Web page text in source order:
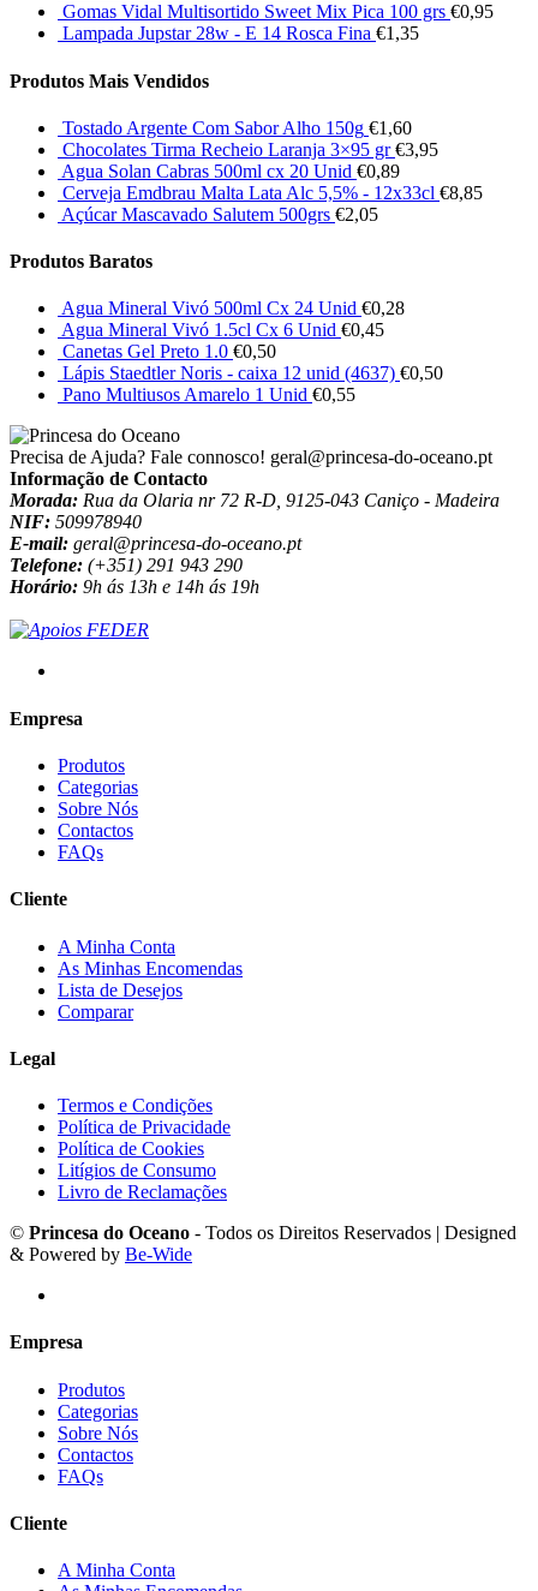
Gomas Vidal Multisortido Sweet Mix Pica 100 grs €0,95
Lampada Jupstar 28w - E 14 Rosca Fina €1,35
Produtos Mais Vendidos
Tostado Argente Com Sabor Alho 150g €1,60
Chocolates Tirma Recheio Laranja 3×95 gr €3,95
Agua Solan Cabras 500ml cx 20 Unid €0,89
Cerveja Emdbrau Malta Lata Alc 5,5% - 12x33cl €8,85
Açúcar Mascavado Salutem 500grs €2,05
Produtos Baratos
Agua Mineral Vivó 500ml Cx 24 Unid €0,28
Agua Mineral Vivó 1.5cl Cx 6 Unid €0,45
Canetas Gel Preto 1.0 €0,50
Lápis Staedtler Noris - caixa 12 unid (4637) €0,50
Pano Multiusos Amarelo 1 Unid €0,55
Precisa de Ajuda? Fale connosco! geral@princesa-do-oceano.pt
Informação de Contacto
Morada: Rua da Olaria nr 72 R-D, 9125-043 Caniço - Madeira
NIF: 509978940
E-mail: geral@princesa-do-oceano.pt
Telefone: (+351) 291 943 290
Horário: 9h ás 13h e 14h ás 19h
Empresa
Produtos
Categorias
Sobre Nós
Contactos
FAQs
Cliente
A Minha Conta
As Minhas Encomendas
Lista de Desejos
Comparar
Legal
Termos e Condições
Política de Privacidade
Política de Cookies
Litígios de Consumo
Livro de Reclamações
© Princesa do Oceano - Todos os Direitos Reservados | Designed
& Powered by Be-Wide
Empresa
Produtos
Categorias
Sobre Nós
Contactos
FAQs
Cliente
A Minha Conta